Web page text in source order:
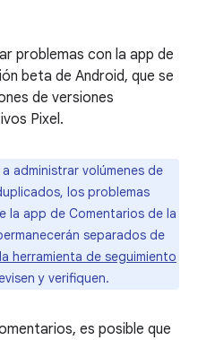
problemas con la app de
beta de Android, que se
de versiones
Pixel.
administrar volúmenes de
los problemas
la app de Comentarios de la
separados de
herramienta de seguimiento
y verifiquen.
es posible que